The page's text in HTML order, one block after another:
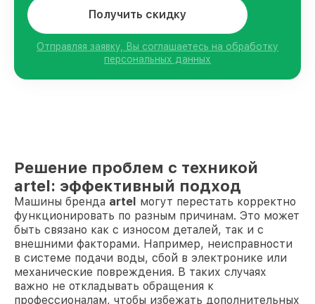
Получить скидку
Отправляя заявку, Вы соглашаетесь на обработку
персональных данных
Решение проблем с техникой
artel: эффективный подход
Машины бренда artel могут перестать корректно
функционировать по разным причинам. Это может
быть связано как с износом деталей, так и с
внешними факторами. Например, неисправности
в системе подачи воды, сбой в электронике или
механические повреждения. В таких случаях
важно не откладывать обращения к
профессионалам, чтобы избежать дополнительных